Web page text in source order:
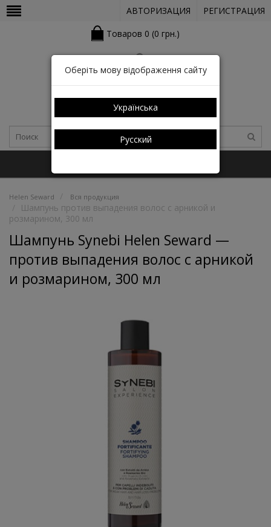
АВТОРИЗАЦИЯ
РЕГИСТРАЦИЯ
Товаров 0 (0 грн.)
Helen Seward Вся продукция
Шампунь против выпадения волос с арникой и
розмарином, 300 мл
Шампунь Synebi Helen Seward —
против выпадения волос с арникой
и розмарином, 300 мл
Оберіть мову відображення сайту
Українська
Русский